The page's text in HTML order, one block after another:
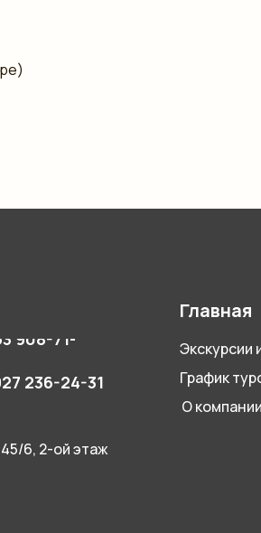
908-71-
236-24-31
45/6, 2-ой этаж
Главная
Экскурсии
График
О компании